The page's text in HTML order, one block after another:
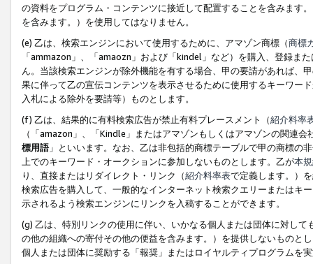
の資料をプログラム・コンテンツに接近して配置することを含みます
を含みます。）を使用してはなりません。
(e) 乙は、検索エンジンにおいて使用するために、アマゾン商標（商標
「ammazon」、「amaozn」および「kindel」など）を購入、登録ま
ん。当該検索エンジンが除外機能を有する場合、甲の要請があれば、
果に伴って乙の宣伝コンテンツを表示させるために使用するキーワー
入札による除外を要請等）ものとします。
(f) 乙は、結果的に有料検索広告が禁止有料プレースメント（紹介料率
（「amazon」、「Kindle」またはアマゾンもしくはアマゾンの関連
標用語」といいます。なお、乙は非包括的商標テーブルで甲の商標の
上でのキーワード・オークションに参加しないものとします。乙が本
り、直接またはリダイレクト・リンク（紹介料率表で定義します。）
検索広告を購入して、一般的なインターネット検索クエリーまたはキ
示されるよう検索エンジンにリンクを入稿することができます。
(g) 乙は、特別リンクの使用に伴い、いかなる個人または団体に対し
の他の組織への寄付その他の便益を含みます。）を提供しないものと
個人または団体に奨励する「報奨」またはロイヤルティプログラムを